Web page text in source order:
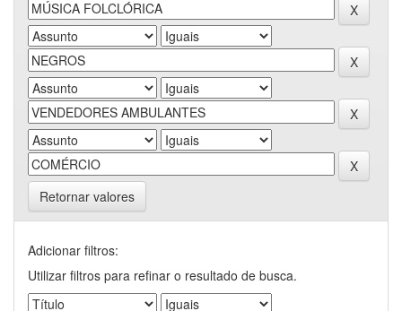
Retornar valores
Adicionar filtros:
Utilizar filtros para refinar o resultado de busca.